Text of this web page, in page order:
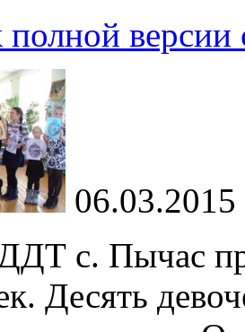
версии
06.03.2015
с. Пычас
Десять